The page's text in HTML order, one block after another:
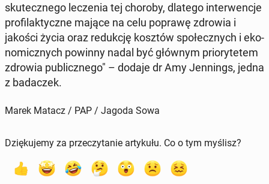
sku­tecz­ne­go le­cze­nia tej choroby, dlatego in­ter­wen­cje
pro­fi­lak­tycz­ne mające na celu poprawę zdrowia i
jakości życia oraz re­duk­cję kosztów spo­łecz­nych i eko­
no­micz­nych powinny nadal być głównym prio­ry­te­tem
zdrowia pu­blicz­ne­go" – dodaje dr Amy Jen­nings, jedna
z ba­da­czek.
Marek Matacz / PAP / Jagoda Sowa
Dziękujemy za przeczytanie artykułu. Co o tym myślisz?